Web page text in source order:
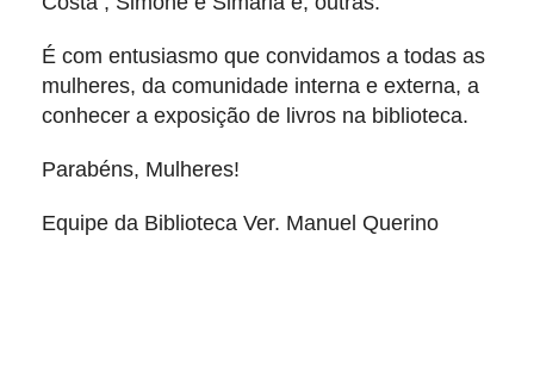
É com entusiasmo que convidamos a todas as
mulheres, da comunidade interna e externa, a
conhecer a exposição de livros na biblioteca.
Parabéns, Mulheres!
Equipe da Biblioteca Ver. Manuel Querino